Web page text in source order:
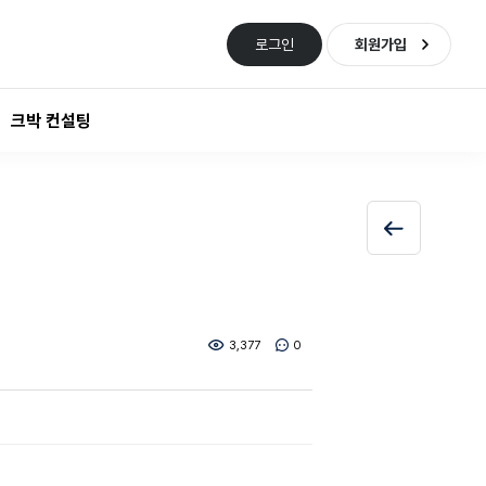
로그인 회원가입
크박 컨설팅
3,377 0